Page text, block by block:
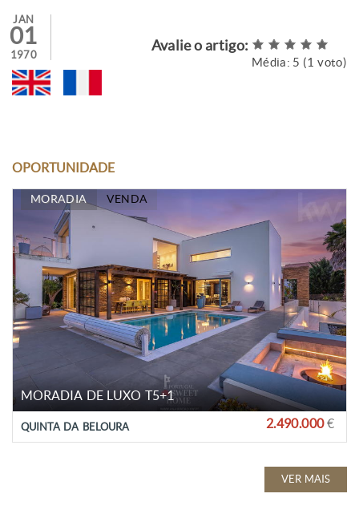
Avalie o artigo:
Média: 5 (1 voto)
JAN
01
1970
OPORTUNIDADE
MORADIA VENDA
MORADIA DE LUXO T5+1
QUINTA DA BELOURA 2.490.000€
VER MAIS